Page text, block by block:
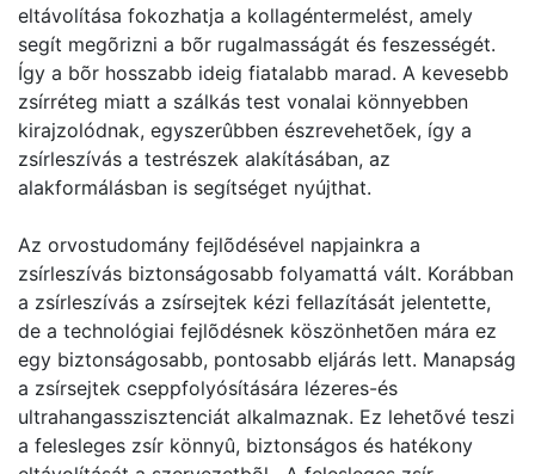
eltávolítása fokozhatja a kollagéntermelést, amely
segít megõrizni a bõr rugalmasságát és feszességét.
Így a bõr hosszabb ideig fiatalabb marad. A kevesebb
zsírréteg miatt a szálkás test vonalai könnyebben
kirajzolódnak, egyszerûbben észrevehetõek, így a
zsírleszívás a testrészek alakításában, az
alakformálásban is segítséget nyújthat.
Az orvostudomány fejlõdésével napjainkra a
zsírleszívás biztonságosabb folyamattá vált. Korábban
a zsírleszívás a zsírsejtek kézi fellazítását jelentette,
de a technológiai fejlõdésnek köszönhetõen mára ez
egy biztonságosabb, pontosabb eljárás lett. Manapság
a zsírsejtek cseppfolyósítására lézeres-és
ultrahangasszisztenciát alkalmaznak. Ez lehetõvé teszi
a felesleges zsír könnyû, biztonságos és hatékony